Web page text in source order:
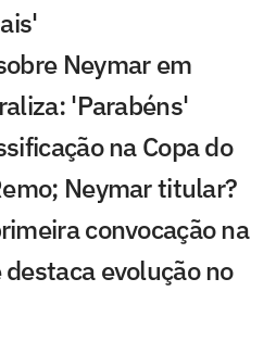
Neymar em
'Parabéns'
na Copa do
Neymar titular?
convocação na
evolução no